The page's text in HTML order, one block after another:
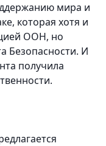
мира и
которая хотя и
ООН, но
Безопасности. И
получила